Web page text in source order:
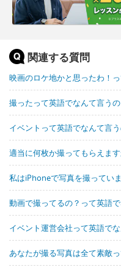
関連する質問
映画のロケ地かと思ったわ！
撮ったって英語でなんて言うの
イベントって英語でなんて言う
適当に何枚か撮ってもらえま
私はiPhoneで写真を撮ってい
動画で撮ってるの？って英語
イベント運営会社って英語で
あなたが撮る写真は全て素敵